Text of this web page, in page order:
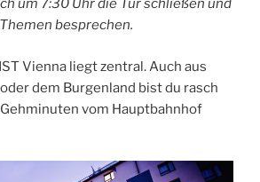
um 7:30 Uhr die Tür schließen und
besprechen.
Vienna liegt zentral. Auch aus
dem Burgenland bist du rasch
vom Hauptbahnhof